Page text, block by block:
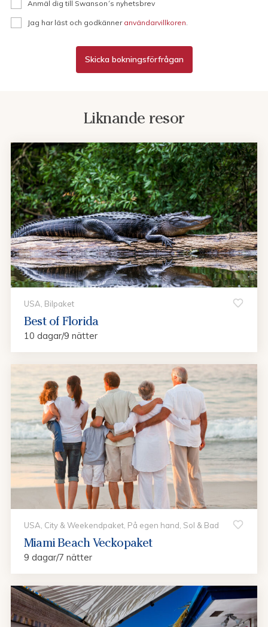
Anmäl dig till Swanson´s nyhetsbrev
Jag har läst och godkänner användarvillkoren.
Skicka bokningsförfrågan
Liknande resor
USA, Bilpaket
Best of Florida
10 dagar/9 nätter
USA, City & Weekendpaket, På egen hand, Sol & Bad
Miami Beach Veckopaket
9 dagar/7 nätter